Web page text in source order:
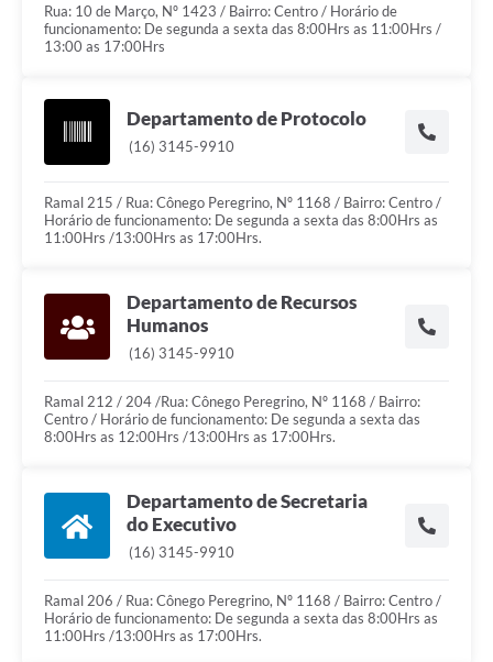
Rua: 10 de Março, Nº 1423 / Bairro: Centro / Horário de
funcionamento: De segunda a sexta das 8:00Hrs as 11:00Hrs /
13:00 as 17:00Hrs
Departamento de Protocolo
(16) 3145-9910
Ramal 215 / Rua: Cônego Peregrino, Nº 1168 / Bairro: Centro /
Horário de funcionamento: De segunda a sexta das 8:00Hrs as
11:00Hrs /13:00Hrs as 17:00Hrs.
Departamento de Recursos
Humanos
(16) 3145-9910
Ramal 212 / 204 /Rua: Cônego Peregrino, Nº 1168 / Bairro:
Centro / Horário de funcionamento: De segunda a sexta das
8:00Hrs as 12:00Hrs /13:00Hrs as 17:00Hrs.
Departamento de Secretaria
do Executivo
(16) 3145-9910
Ramal 206 / Rua: Cônego Peregrino, Nº 1168 / Bairro: Centro /
Horário de funcionamento: De segunda a sexta das 8:00Hrs as
11:00Hrs /13:00Hrs as 17:00Hrs.